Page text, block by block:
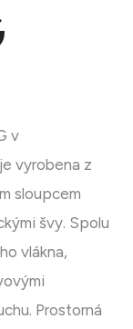
v
vyrobena z
sloupcem
švy. Spolu
vlákna,
Prostorná